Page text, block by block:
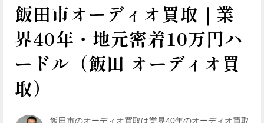
飯田市オーディオ買取｜業
界40年・地元密着10万円ハ
ードル（飯田 オーディオ買
取）
飯田市のオーディオ買取は業界40年のオーディオ買取